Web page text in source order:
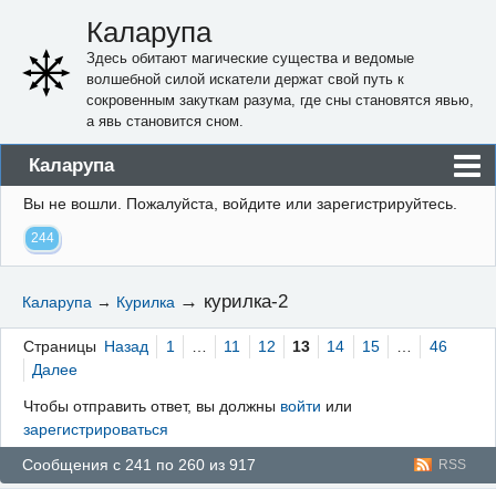
Каларупа
Здесь обитают магические существа и ведомые
волшебной силой искатели держат свой путь к
сокровенным закуткам разума, где сны становятся явью,
а явь становится сном.
Каларупа
Блог
Форум
Правила
Регистрация
Вход
Вы не вошли. Пожалуйста, войдите или зарегистрируйтесь.
244
Каларупа → Курилка → курилка-2
Страницы Назад 1 … 11 12 13 14 15 …
46
Далее
Чтобы отправить ответ, вы должны войти или
зарегистрироваться
RSS
Сообщения с 241 по 260 из 917